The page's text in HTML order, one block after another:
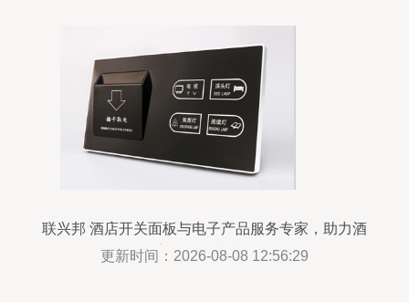
联兴邦 酒店开关面板与电子产品服务专家，助力酒
店服务品质升级
更新时间：2026-08-08 12:56:29